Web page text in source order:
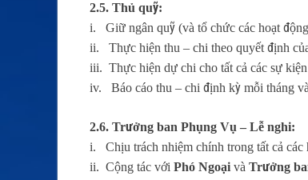
2.5. Thủ quỹ:
i. Giữ ngân quỹ (và tổ chức các hoạt
ii. Thực hiện thu – chi theo quyết định
iii. Thực hiện dự chi cho tất cả các sự
iv. Báo cáo thu – chi định kỳ mỗi tháng
2.6. Trưởng ban Phụng Vụ – Lễ nghi:
i. Chịu trách nhiệm chính trong tất cả các
ii. Cộng tác với Phó Ngoại và Trưởng